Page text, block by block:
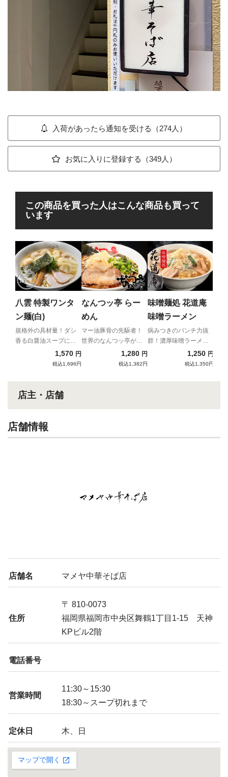
入荷があったら通知を受ける（274人）
お気に入りに登録する（349人）
この商品を買った人はこんな商品も買って
います
八雲 特製ワンタ
ン麺(白)
規格外の具材量！ダシ
香る白醤油スープに名
物ワンタンが6個も入っ
た贅沢ワンタン麺！
1,570 円
税込1,696円
なんつッ亭 らー
めん
マー油豚骨の先駆者！
世界のなんつッ亭が通
1,280 円
税込1,382円
味噌麺処 花道庵
味噌ラーメン
病みつきのパンチ力抜
群！濃厚味噌ラーメ
1,250 円
税込1,350円
店主・店舗
店舗情報
店舗名 マメヤ中華そば店
住所
〒 810-0073
福岡県福岡市中央区舞鶴1丁目1-15 天神
KPビル2階
電話番号
営業時間
11:30～15:30
18:30～スープ切れまで
定休日 木、日